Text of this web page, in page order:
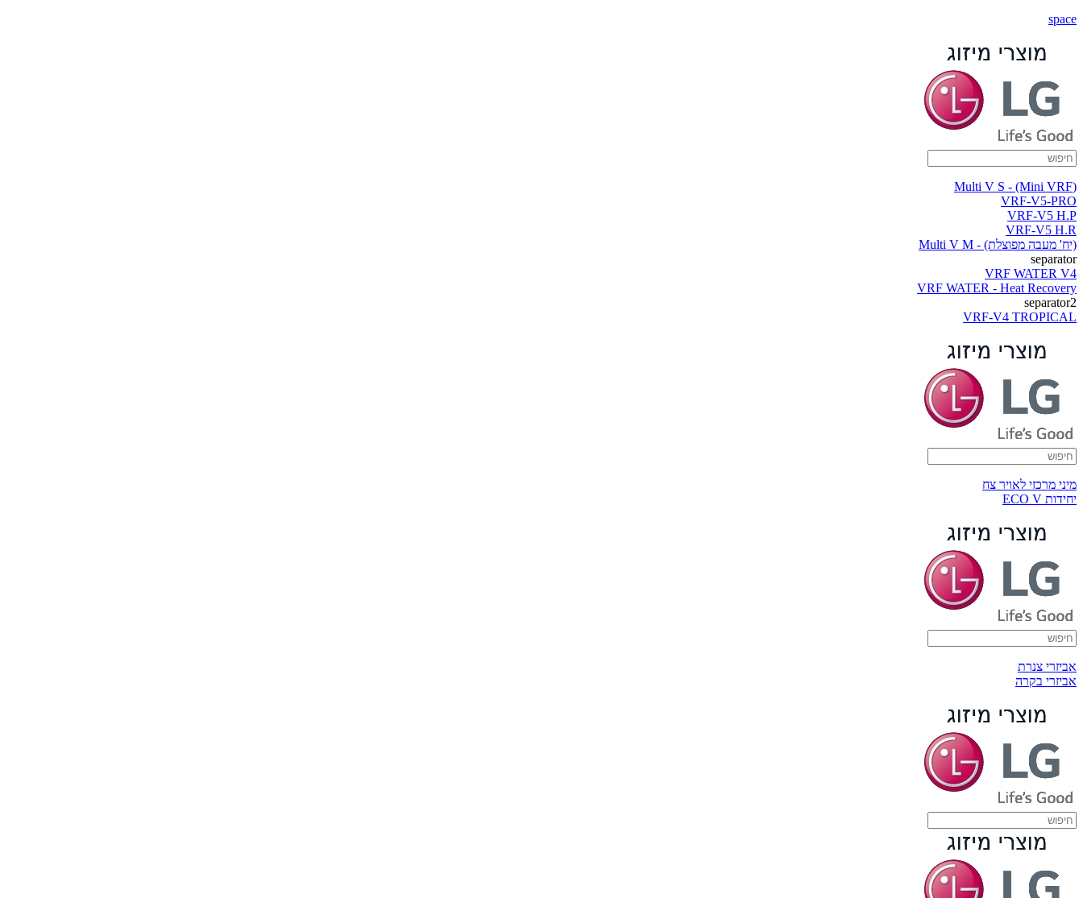
space
(Multi V S - (Mini VRF
VRF-V5-PRO
VRF-V5 H.P
VRF-V5 H.R
(יח' מעבה מפוצלת) - Multi V M
separator
VRF WATER V4
VRF WATER - Heat Recovery
separator2
VRF-V4 TROPICAL
מיני מרכזי לאויר צח
יחידות ECO V
אביזרי צנרת
אביזרי בקרה